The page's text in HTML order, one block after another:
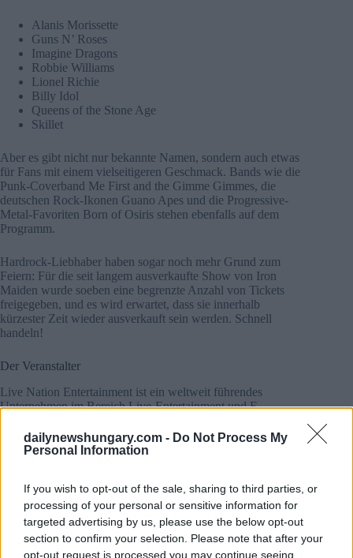
dailynewshungary.com - Do Not Process My
Personal Information
If you wish to opt-out of the sale, sharing to third parties, or
processing of your personal or sensitive information for
targeted advertising by us, please use the below opt-out
section to confirm your selection. Please note that after your
opt-out request is processed you may continue seeing
Alanis Morissette
Guns N’ Roses
Imagine Dragons
Robbie Williams
Lionel Richie
Billy Idol
Queens of the Stone Age
Skillet
Aber es gibt nicht nur bekannte Namen, sondern auch etwas
für Fans mit einem vielseitigeren Geschmack. Bands wie die
Punk-Coverband Me First and the Gimme Gimmes, die
deutschen Rock-Ikonen Guano Apes und die Progressive-
Metal-Favoriten Born of Osiris stehen ebenfalls auf dem
Programm.
Hardrock-Liebhaber haben sogar noch mehr Grund zum
Feiern: Für die seit langem ausverkaufte Show von Iron
Maiden wurde soeben eine begrenzte Anzahl von Tickets
freigegeben, und es wird erwartet, dass sie innerhalb
kürzester Zeit wieder ausverkauft sein werden. Schnell
handeln!
Der Veranstalter
Live Nation Entertainment ist ein weltweit führendes
Unternehmen im Bereich Live-Entertainment und E-
weltweit größte Ticketverkäufer und eine der fünf wichtigsten
E-Commerce-Seiten weltweit mit über 26 Millionen
weltweit.
Live Nation operiert in einem wahrhaft globalen Maßstab –
laut einer Statistik von 2023 beginnt alle sechzehn Minuten
irgendwo auf der Welt eine Veranstaltung von Live Nation.